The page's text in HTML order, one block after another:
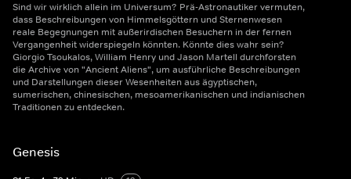
Sind wir wirklich allein im Universum? Prä-Astronautiker vermuten,
dass Beschreibungen von Himmelsgöttern und Sternenwesen
reale Begegnungen mit außerirdischen Besuchern in der fernen
Vergangenheit widerspiegeln könnten. Könnte dies wahr sein?
Giorgio Tsoukalos, William Henry und Jason Martell durchforsten
die Archive von "Ancient Aliens", um ausführliche Beschreibungen
und Darstellungen dieser Wesenheiten aus ägyptischen,
sumerischen, chinesischen, mesoamerikanischen und indianischen
Traditionen zu entdecken.
Genesis